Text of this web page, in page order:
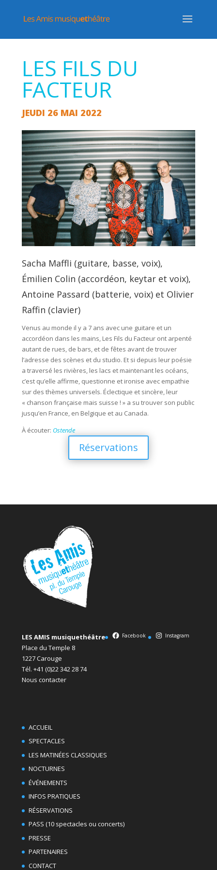
LES FILS DU
FACTEUR
JEUDI 26 MAI 2022
Sacha Maffli (guitare, basse, voix),
Émilien Colin (accordéon, keytar et voix),
Antoine Passard (batterie, voix) et Olivier
Raffin (clavier)
Venus au monde il y a 7 ans avec une guitare et un
accordéon dans les mains, Les Fils du Facteur ont arpenté
autant de rues, de bars, et de fêtes avant de trouver
l’adresse des scènes et du studio. Et si depuis leur poésie
a traversé les rivières, les lacs et maintenant les océans,
c’est qu’elle affirme, questionne et ironise avec empathie
sur des thèmes universels. Éclectique et sincère, leur
« chanson française mais suisse ! » a su trouver son public
jusqu’en France, en Belgique et au Canada.
À écouter: Ostende
Réservations
LES AMIS musiquethéâtre
Place du Temple 8
1227 Carouge
Tél. +41 (0)22 342 28 74
Nous contacter
Facebook Instagram
ACCUEIL
SPECTACLES
LES MATINÉES CLASSIQUES
NOCTURNES
ÉVÉNEMENTS
INFOS PRATIQUES
RÉSERVATIONS
PASS (10 spectacles ou concerts)
PRESSE
PARTENAIRES
CONTACT